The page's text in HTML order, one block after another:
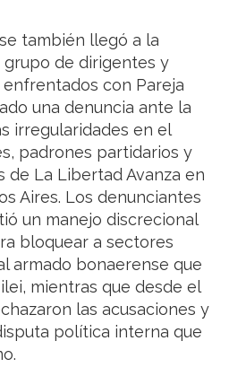
también llegó a la
grupo de dirigentes y
con Pareja
una denuncia ante la
irregularidades en el
padrones partidarios y
de La Libertad Avanza en
Aires. Los denunciantes
un manejo discrecional
bloquear a sectores
armado bonaerense que
mientras que desde el
las acusaciones y
política interna que